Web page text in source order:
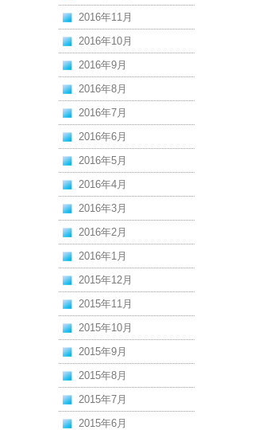
2016年11月
2016年10月
2016年9月
2016年8月
2016年7月
2016年6月
2016年5月
2016年4月
2016年3月
2016年2月
2016年1月
2015年12月
2015年11月
2015年10月
2015年9月
2015年8月
2015年7月
2015年6月